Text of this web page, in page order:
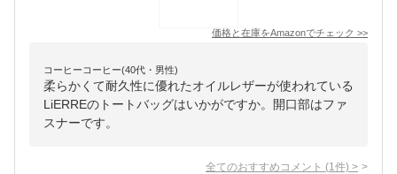
価格と在庫をAmazonでチェック >>
コーヒーコーヒー(40代・男性)
柔らかくて耐久性に優れたオイルレザーが使われている
LiERREのトートバッグはいかがですか。開口部はファ
スナーです。
全てのおすすめコメント (1 件) >